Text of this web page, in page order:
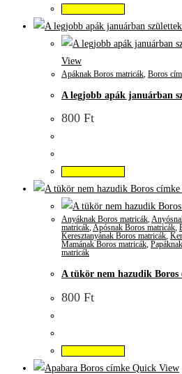
View
Apáknak Boros matricák, Boros
A legjobb apák januárban
800 Ft
Anyáknak Boros matricák,
matricák,Apósnak Boros matricák,
Keresztanyának Boros matricák,
Mamának Boros matricák,
matricák
A tükör nem hazudik Boros
800 Ft
Quick View